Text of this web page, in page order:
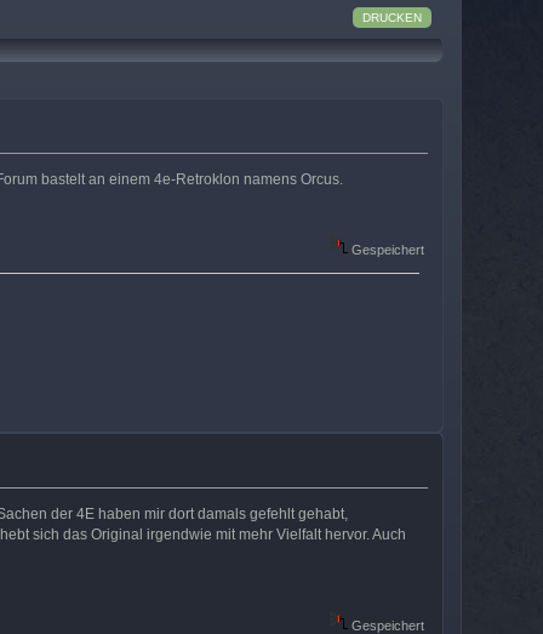
DRUCKEN
bastelt an einem 4e-Retroklon namens Orcus.
Gespeichert
der 4E haben mir dort damals gefehlt gehabt,
sich das Original irgendwie mit mehr Vielfalt hervor. Auch
Gespeichert